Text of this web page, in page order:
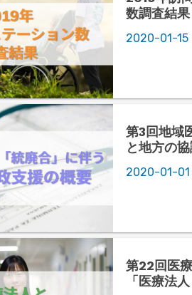
数調査結
2020-01-15
第3回地域
と地方の
2020-01-01
第22回医
「医療法